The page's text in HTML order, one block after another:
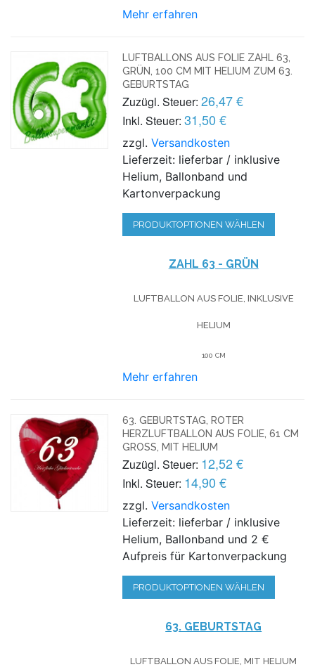
Mehr erfahren
LUFTBALLONS AUS FOLIE ZAHL 63,
GRÜN, 100 CM MIT HELIUM ZUM 63.
GEBURTSTAG
Zuzügl. Steuer: 26,47 €
Inkl. Steuer: 31,50 €
zzgl.Versandkosten
Lieferzeit: lieferbar / inklusive
Helium, Ballonband und
Kartonverpackung
PRODUKTOPTIONEN WÄHLEN
ZAHL 63 - GRÜN
LUFTBALLON AUS FOLIE, INKLUSIVE
HELIUM
100 CM
Mehr erfahren
63. GEBURTSTAG, ROTER
HERZLUFTBALLON AUS FOLIE, 61 CM
GROSS, MIT HELIUM
Zuzügl. Steuer: 12,52 €
Inkl. Steuer: 14,90 €
zzgl.Versandkosten
Lieferzeit: lieferbar / inklusive
Helium, Ballonband und 2 €
Aufpreis für Kartonverpackung
PRODUKTOPTIONEN WÄHLEN
63. GEBURTSTAG
LUFTBALLON AUS FOLIE, MIT HELIUM